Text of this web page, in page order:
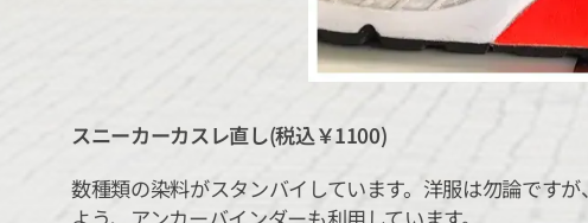
スニーカーカスレ直し(税込￥1100)
数種類の染料がスタンバイしています。洋服は勿論です